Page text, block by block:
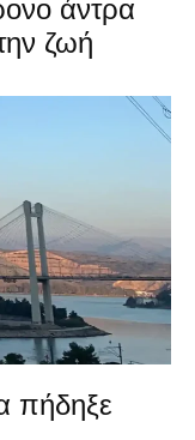
άντρα
ζωή
πήδηξε